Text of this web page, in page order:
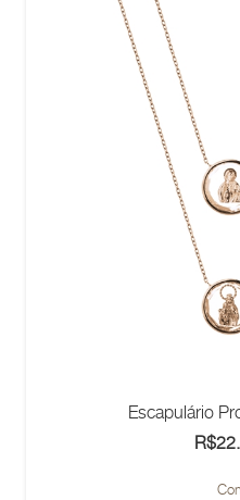
Escapulário
R$